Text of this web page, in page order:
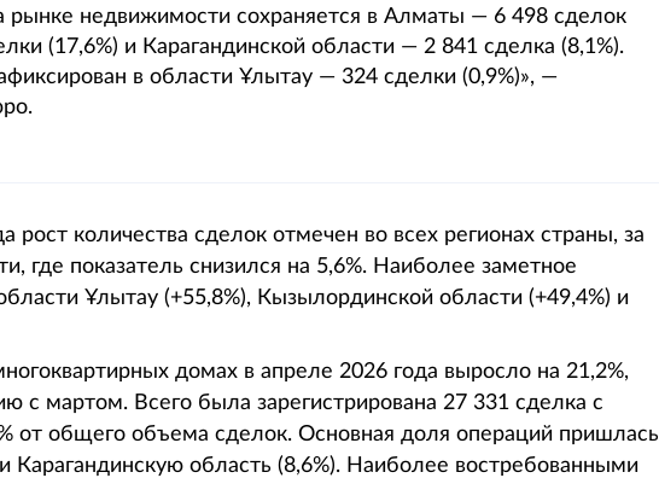
рынке недвижимости сохраняется в Алматы — 6 498 сделок
(17,6%) и Карагандинской области — 2 841 сделка (8,1%).
в области Ұлытау — 324 сделки (0,9%)», —
рост количества сделок отмечен во всех регионах страны, за
где показатель снизился на 5,6%. Наиболее заметное
Ұлытау (+55,8%), Кызылординской области (+49,4%) и
домах в апреле 2026 года выросло на 21,2%,
с мартом. Всего была зарегистрирована 27 331 сделка с
от общего объема сделок. Основная доля операций пришлась
Карагандинскую область (8,6%). Наиболее востребованными